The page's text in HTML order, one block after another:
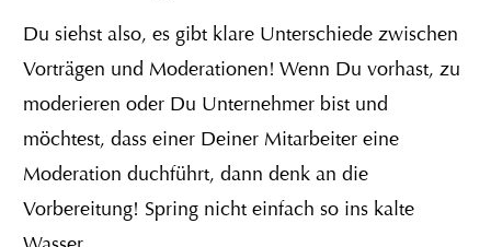
Du siehst also, es gibt klare Unterschiede zwischen
Vorträgen und Moderationen! Wenn Du vorhast, zu
moderieren oder Du Unternehmer bist und
möchtest, dass einer Deiner Mitarbeiter eine
Moderation duchführt, dann denk an die
Vorbereitung! Spring nicht einfach so ins kalte